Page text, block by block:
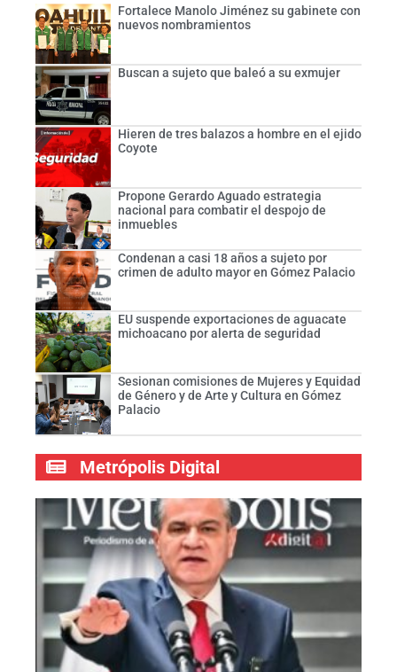
Fortalece Manolo Jiménez su gabinete con
nuevos nombramientos
Buscan a sujeto que baleó a su exmujer
Hieren de tres balazos a hombre en el ejido
Coyote
Propone Gerardo Aguado estrategia
nacional para combatir el despojo de
inmuebles
Condenan a casi 18 años a sujeto por
crimen de adulto mayor en Gómez Palacio
EU suspende exportaciones de aguacate
michoacano por alerta de seguridad
Sesionan comisiones de Mujeres y Equidad
de Género y de Arte y Cultura en Gómez
Palacio
Metrópolis Digital